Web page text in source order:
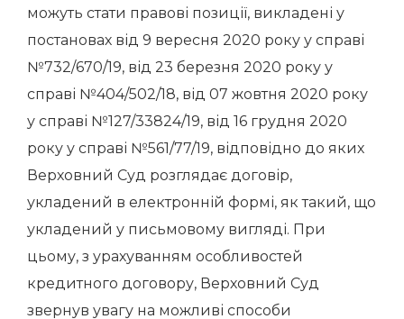
можуть стати правові позиції, викладені у
постановах від 9 вересня 2020 року у справі
№732/670/19, від 23 березня 2020 року у
справі №404/502/18, від 07 жовтня 2020 року
у справі №127/33824/19, від 16 грудня 2020
року у справі №561/77/19, відповідно до яких
Верховний Суд розглядає договір,
укладений в електронній формі, як такий, що
укладений у письмовому вигляді. При
цьому, з урахуванням особливостей
кредитного договору, Верховний Суд
звернув увагу на можливі способи